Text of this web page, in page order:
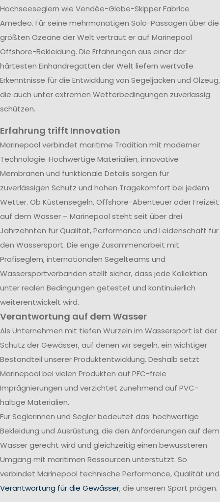
Hochseeseglern wie Vendée-Globe-Skipper Fabrice
Amedeo. Für seine mehrmonatigen Solo-Passagen über die
größten Ozeane der Welt vertraut er auf Marinepool
Offshore-Bekleidung. Die Erfahrungen aus einer der
härtesten Einhandregatten der Welt liefern wertvolle
Erkenntnisse für die Entwicklung von Segeljacken und Ölzeug,
die auch unter extremen Wetterbedingungen zuverlässig
schützen.
Erfahrung trifft Innovation
Marinepool verbindet maritime Tradition mit moderner
Technologie. Hochwertige Materialien, innovative
Membranen und funktionale Details sorgen für
zuverlässigen Schutz und hohen Tragekomfort bei jedem
Wetter. Ob Küstensegeln, Offshore-Abenteuer oder Freizeit
auf dem Wasser – Marinepool steht seit über drei
Jahrzehnten für Qualität, Performance und Leidenschaft für
den Wassersport. Die enge Zusammenarbeit mit
Profiseglern, internationalen Segelteams und
Wassersportverbänden stellt sicher, dass jede Kollektion
unter realen Bedingungen getestet und kontinuierlich
weiterentwickelt wird.
Verantwortung auf dem Wasser
Als Unternehmen mit tiefen Wurzeln im Wassersport ist der
Schutz der Gewässer, auf denen wir segeln, ein wichtiger
Bestandteil unserer Produktentwicklung. Deshalb setzt
Marinepool bei vielen Produkten auf PFC-freie
Imprägnierungen und verzichtet zunehmend auf PVC-
haltige Materialien.
Für Seglerinnen und Segler bedeutet das: hochwertige
Bekleidung und Ausrüstung, die den Anforderungen auf dem
Wasser gerecht wird und gleichzeitig einen bewussteren
Umgang mit maritimen Ressourcen unterstützt. So
verbindet Marinepool technische Performance, Qualität und
Verantwortung für die Gewässer, die unseren Sport prägen.